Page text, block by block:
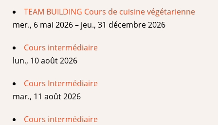
TEAM BUILDING Cours de cuisine végétarienne
mer., 6 mai 2026 – jeu., 31 décembre 2026
Cours intermédiaire
lun., 10 août 2026
Cours Intermédiaire
mar., 11 août 2026
Cours intermédiaire